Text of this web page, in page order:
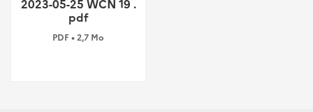
2023-05-25 WCN 19 .
pdf
PDF • 2,7 Mo